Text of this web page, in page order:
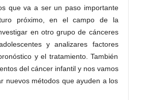
que va a ser un paso importante
próximo, en el campo de la
en otro grupo de cánceres
y analizares factores
y el tratamiento. También
del cáncer infantil y nos vamos
nuevos métodos que ayuden a los